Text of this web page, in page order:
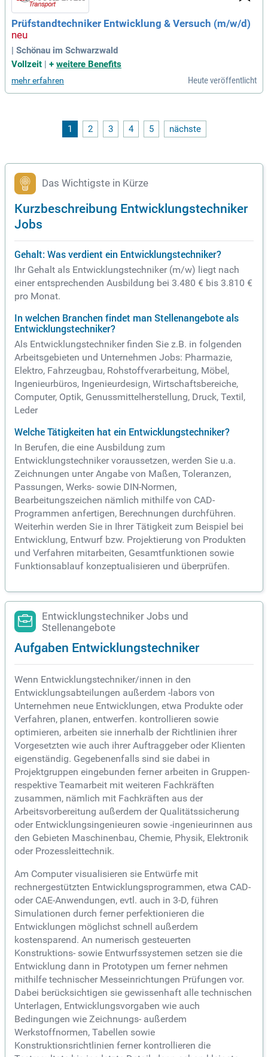
Prüfstandtechniker Entwicklung & Versuch (m/w/d)
| Schönau im Schwarzwald
Vollzeit
+ weitere Benefits
mehr erfahren Heute veröffentlicht
1 2 3 4 5 nächste
Das Wichtigste in Kürze
Kurzbeschreibung Entwicklungstechniker
Jobs
Gehalt: Was verdient ein Entwicklungstechniker?
Ihr Gehalt als Entwicklungstechniker (m/w) liegt nach
einer entsprechenden Ausbildung bei 3.480 € bis 3.810 €
pro Monat.
In welchen Branchen findet man Stellenangebote als
Entwicklungstechniker?
Als Entwicklungstechniker finden Sie z.B. in folgenden
Arbeitsgebieten und Unternehmen Jobs: Pharmazie,
Elektro, Fahrzeugbau, Rohstoffverarbeitung, Möbel,
Ingenieurbüros, Ingenieurdesign, Wirtschaftsbereiche,
Computer, Optik, Genussmittelherstellung, Druck, Textil,
Leder
Welche Tätigkeiten hat ein Entwicklungstechniker?
In Berufen, die eine Ausbildung zum
Entwicklungstechniker voraussetzen, werden Sie u.a.
Zeichnungen unter Angabe von Maßen, Toleranzen,
Passungen, Werks- sowie DIN-Normen,
Bearbeitungszeichen nämlich mithilfe von CAD-
Programmen anfertigen, Berechnungen durchführen.
Weiterhin werden Sie in Ihrer Tätigkeit zum Beispiel bei
Entwicklung, Entwurf bzw. Projektierung von Produkten
und Verfahren mitarbeiten, Gesamtfunktionen sowie
Funktionsablauf konzeptualisieren und überprüfen.
Entwicklungstechniker Jobs und
Stellenangebote
Aufgaben Entwicklungstechniker
Wenn Entwicklungstechniker/innen in den
Entwicklungsabteilungen außerdem -labors von
Unternehmen neue Entwicklungen, etwa Produkte oder
Verfahren, planen, entwerfen. kontrollieren sowie
optimieren, arbeiten sie innerhalb der Richtlinien ihrer
Vorgesetzten wie auch ihrer Auftraggeber oder Klienten
eigenständig. Gegebenenfalls sind sie dabei in
Projektgruppen eingebunden ferner arbeiten in Gruppen-
respektive Teamarbeit mit weiteren Fachkräften
zusammen, nämlich mit Fachkräften aus der
Arbeitsvorbereitung außerdem der Qualitätssicherung
oder Entwicklungsingenieuren sowie -ingenieurinnen aus
den Gebieten Maschinenbau, Chemie, Physik, Elektronik
oder Prozessleittechnik.
Am Computer visualisieren sie Entwürfe mit
rechnergestützten Entwicklungsprogrammen, etwa CAD-
oder CAE-Anwendungen, evtl. auch in 3-D, führen
Simulationen durch ferner perfektionieren die
Entwicklungen möglichst schnell außerdem
kostensparend. An numerisch gesteuerten
Konstruktions- sowie Entwurfssystemen setzen sie die
Entwicklung dann in Prototypen um ferner nehmen
mithilfe technischer Messeinrichtungen Prüfungen vor.
Dabei berücksichtigen sie gewissenhaft alle technischen
Unterlagen, Entwicklungsvorgaben wie auch
Bedingungen wie Zeichnungs- außerdem
Werkstoffnormen, Tabellen sowie
Konstruktionsrichtlinien ferner kontrollieren die